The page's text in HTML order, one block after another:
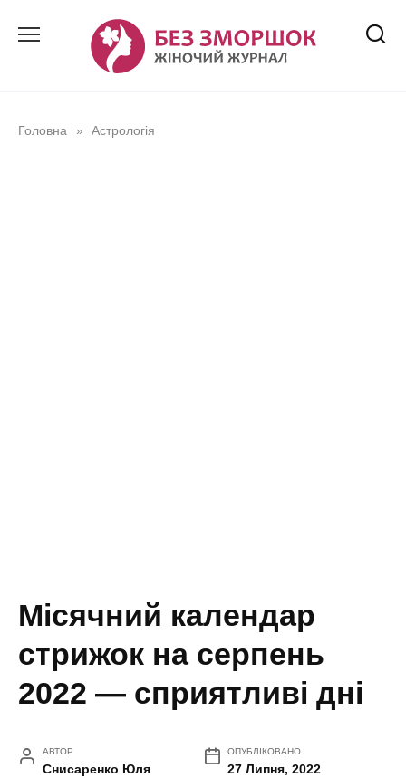
Головна » Астрологія
Місячний календар
стрижок на серпень
2022 — сприятливі дні
АВТОР
Снисаренко Юля
ОПУБЛІКОВАНО
27 Липня, 2022